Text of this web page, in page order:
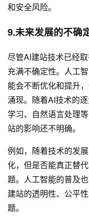
和安全风险。
9.未来发展的不确
尽管AI建站技术已经
充满不确定性。人工
能会不断优化和提升
涌现。随着AI技术的
学习、自然语言处理
站的影响还不明确。
例如，随着技术的发
化，但是否能真正替
题。人工智能的普及
建站的透明性、公平
题。